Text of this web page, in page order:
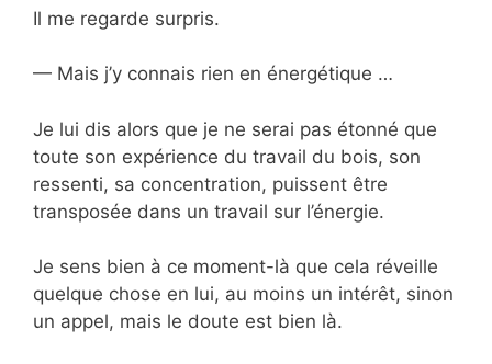
Il me regarde surpris.
— Mais j’y connais rien en énergétique …
Je lui dis alors que je ne serai pas étonné que
toute son expérience du travail du bois, son
ressenti, sa concentration, puissent être
transposée dans un travail sur l’énergie.
Je sens bien à ce moment-là que cela réveille
quelque chose en lui, au moins un intérêt, sinon
un appel, mais le doute est bien là.